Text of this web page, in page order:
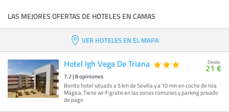
LAS MEJORES OFERTAS DE HOTELES EN CAMAS
VER HOTELES EN EL MAPA
Hotel Igh Vega De Triana
7.2|8opiniones
Bonito hotel situado a 5 km de Sevilla y a 10 min en coche de Isla
Mágica. Tiene wi-fi gratis en las zonas comunes y parking privado
de pago
Desde
21 €